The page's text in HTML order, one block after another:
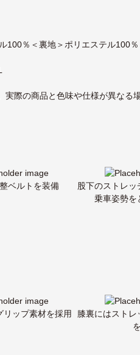
100％＜裏地＞ポリエステル100
際の商品と色味や仕様が異なる
ベルトを装備
股下のストレッ
乗車姿勢を
リップ素材を採用
膝裏にはストレ